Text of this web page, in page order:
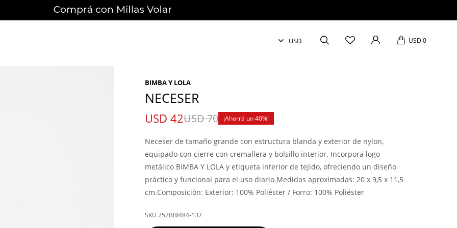
USD 0
BIMBA Y LOLA
NECESER
USD 42USD70 40
Neceser de tamaño grande con estructura blanda y exterior de nylon,
equipado con cierre con cremallera y bolsillo interior. Incorpora logo
metálico BIMBA Y LOLA y etiqueta interior de tejido, ofreciendo un diseño
práctico y funcional para el uso diario.Medidas aproximadas: 20 x 9,5 x 11,5
cm.Composición: Exterior: 100% Poliéster / Forro: 100% Poliéster
252BBI484-137